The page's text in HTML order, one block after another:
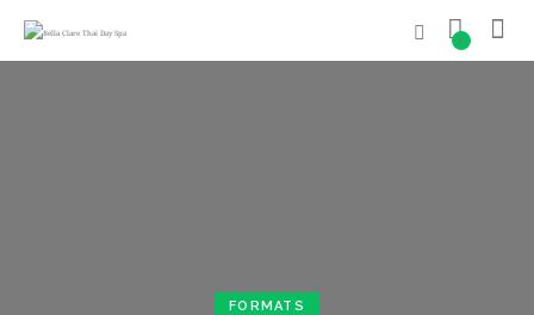
0
FORMATS